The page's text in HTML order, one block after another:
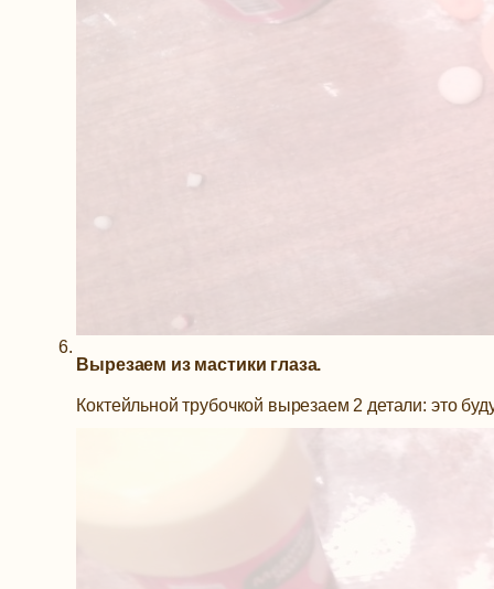
Вырезаем из мастики глаза.
Коктейльной трубочкой вырезаем 2 детали: это